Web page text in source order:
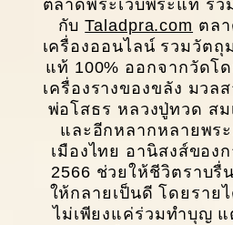
ตลาดพระเว็บพระแท้ ร่
กับTaladpra.com ตล
เครื่องออนไลน์ รวมวัตถุ
แท้ 100% ออกจากวัดโ
เครื่องรางของขลัง มวล
พ่อโสธร หลวงปู่ทวด ส
และอีกหลากหลายพร
เมืองไทย อานิสงส์ของ
2566 ช่วยให้ชีวิตราบรื่
ให้กลายเป็นดี โดยราย
ไม่เพียงแค่ร่วมทำบุญ แ